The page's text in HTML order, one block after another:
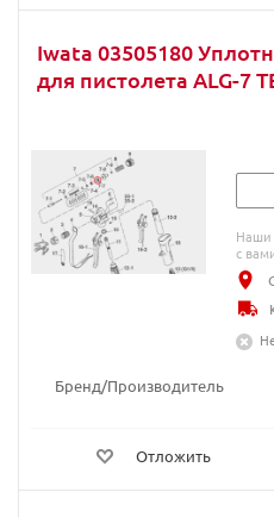
Iwata 03505180
для пистолета ALG-7
Бренд/Производитель
Отложить
Наши
с